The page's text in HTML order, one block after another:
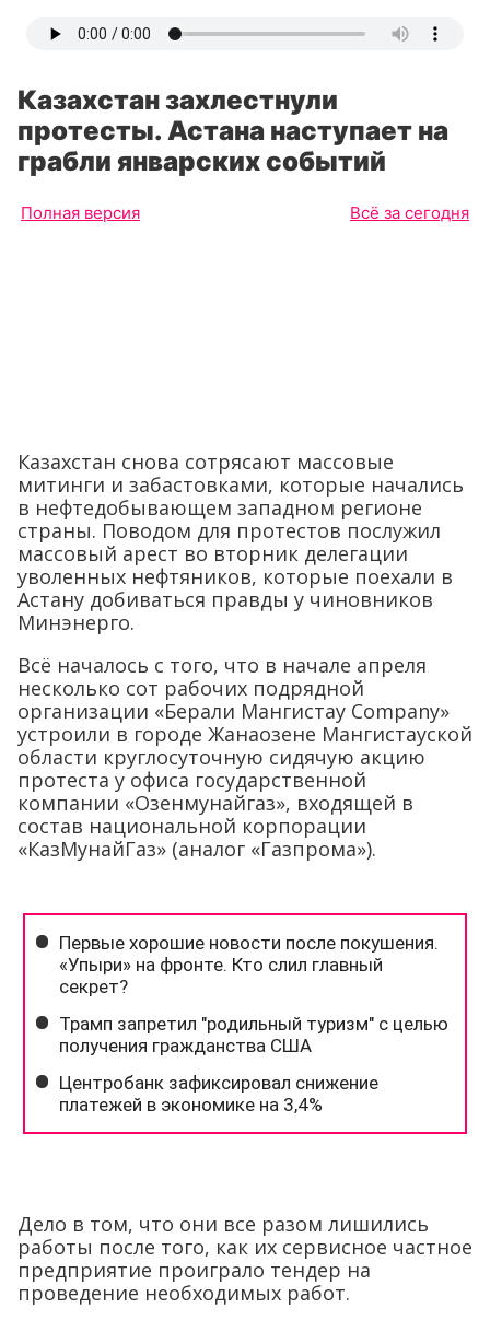
Казахстан захлестнули
протесты. Астана наступает на
грабли январских событий
Полная версия Всё за сегодня
Казахстан снова сотрясают массовые
митинги и забастовками, которые начались
в нефтедобывающем западном регионе
страны. Поводом для протестов послужил
массовый арест во вторник делегации
уволенных нефтяников, которые поехали в
Астану добиваться правды у чиновников
Минэнерго.
Всё началось с того, что в начале апреля
несколько сот рабочих подрядной
организации «Берали Мангистау Company»
устроили в городе Жанаозене Мангистауской
области круглосуточную сидячую акцию
протеста у офиса государственной
компании «Озенмунайгаз», входящей в
состав национальной корпорации
«КазМунайГаз» (аналог «Газпрома»).
Дело в том, что они все разом лишились
работы после того, как их сервисное частное
предприятие проиграло тендер на
проведение необходимых работ.